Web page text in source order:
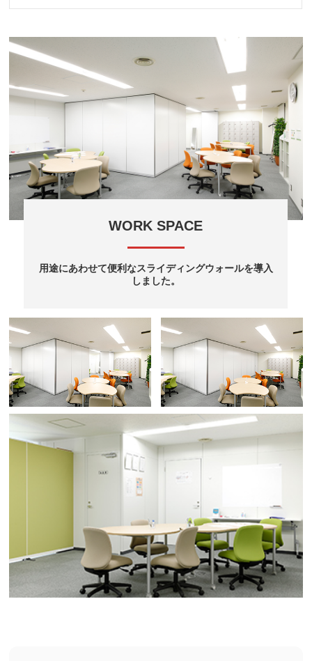
WORK SPACE
用途にあわせて便利なスライディングウォールを導入
しました。